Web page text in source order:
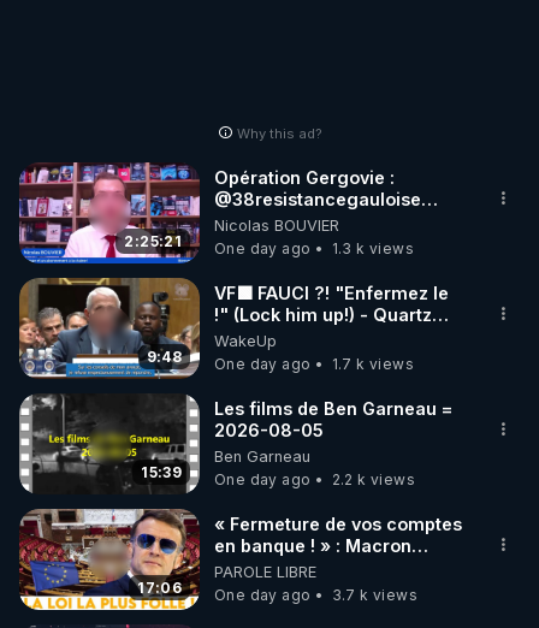
Why this ad?
2:25:21
Opération Gergovie :
‪@38resistancegauloise‬
‪@MarionSigautOfficiel‬
‪@gladysriifard5710‬ Laëtitia
Nicolas BOUVIER
One day ago
1.3 k views
9:48
VF🟩 FAUCI ?! "Enfermez le
!" (Lock him up!) - Quartz
Traduction
WakeUp
One day ago
1.7 k views
15:39
Les films de Ben Garneau =
2026-08-05
Ben Garneau
One day ago
2.2 k views
17:06
« Fermeture de vos comptes
en banque ! » : Macron
impose une loi folle !
PAROLE LIBRE
One day ago
3.7 k views